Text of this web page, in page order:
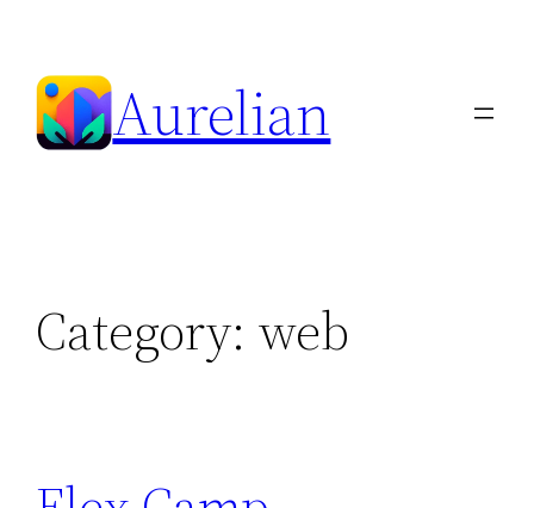
content
Aurelian
Category: web